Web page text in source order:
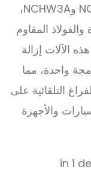
سلسلة NCHW3، بما في ذلك NCHW3B وNCHW3A،
المقاوم
هذه الآلات إزالة
واحدة، مما
التلقائية على
والأجهزة